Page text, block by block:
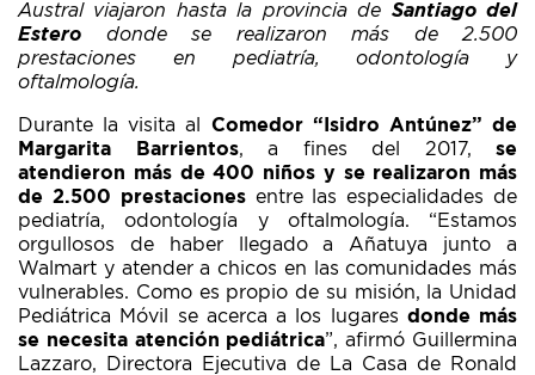
Austral viajaron hasta la provincia de Santiago del
Estero donde se realizaron más de 2.500
prestaciones en pediatría, odontología y
oftalmología.
Durante la visita al Comedor “Isidro Antúnez” de
Margarita Barrientos, a fines del 2017, se
atendieron más de 400 niños y se realizaron más
de 2.500 prestacionesentre las especialidades de
pediatría, odontología y oftalmología. “Estamos
orgullosos de haber llegado a Añatuya junto a
Walmart y atender a chicos en las comunidades más
vulnerables. Como es propio de su misión, la Unidad
Pediátrica Móvil se acerca a los lugares donde más
se necesita atención pediátrica”, afirmó Guillermina
Lazzaro, Directora Ejecutiva de La Casa de Ronald